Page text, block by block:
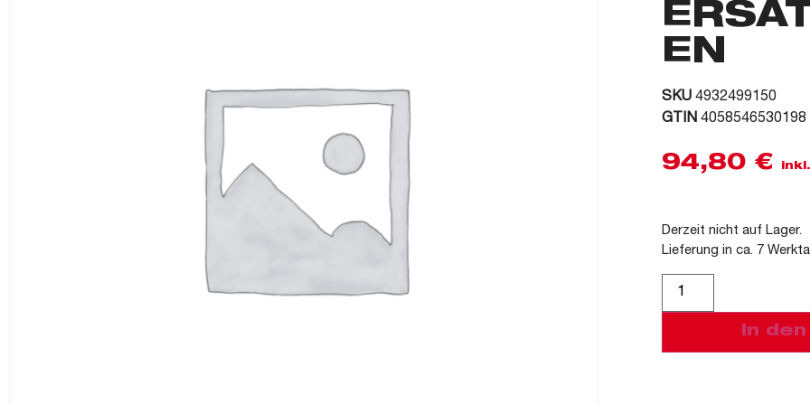
EN
SKU 4932499150
GTIN 4058546530198
94,80 €
Derzeit nicht auf Lager.
Lieferung in ca. 7
In